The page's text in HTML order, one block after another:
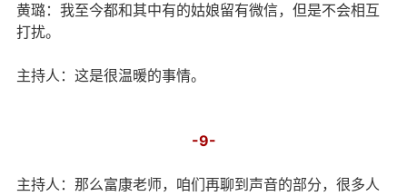
黄璐：我至今都和其中有的姑娘留有微信，但是不会相互
打扰。
主持人：这是很温暖的事情。
-9-
主持人：那么富康老师，咱们再聊到声音的部分，很多人